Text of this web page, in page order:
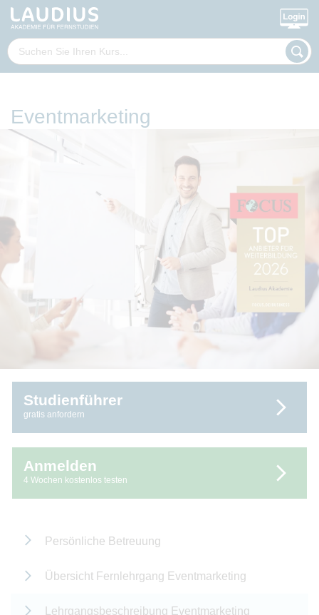
Eventmarketing
Studienführer
gratis anfordern
Anmelden
4 Wochen kostenlos testen
Persönliche Betreuung
Übersicht Fernlehrgang Eventmarketing
Lehrgangsbeschreibung Eventmarketing